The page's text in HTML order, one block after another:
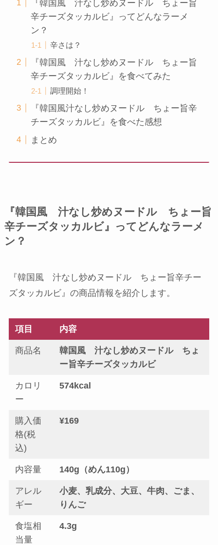
『韓国風 汁なし炒めヌードル ちょー旨
辛チーズタッカルビ』ってどんなラーメ
ン？
辛さは？
『韓国風 汁なし炒めヌードル ちょー旨
辛チーズタッカルビ』を食べてみた
調理開始！
『韓国風汁なし炒めヌードル ちょー旨辛
チーズタッカルビ』を食べた感想
まとめ
『韓国風 汁なし炒めヌードル ちょー旨
辛チーズタッカルビ』ってどんなラーメ
ン？
『韓国風 汁なし炒めヌードル ちょー旨辛チー
ズタッカルビ』の商品情報を紹介します。
項目 内容
商品名
韓国風 汁なし炒めヌードル ちょ
ー旨辛チーズタッカルビ
カロリ
ー
574kcal
購入価
格(税
込)
¥169
内容量 140g（めん110g）
アレル
ギー
小麦、乳成分、大豆、牛肉、ごま、
りんご
食塩相
当量
4.3g